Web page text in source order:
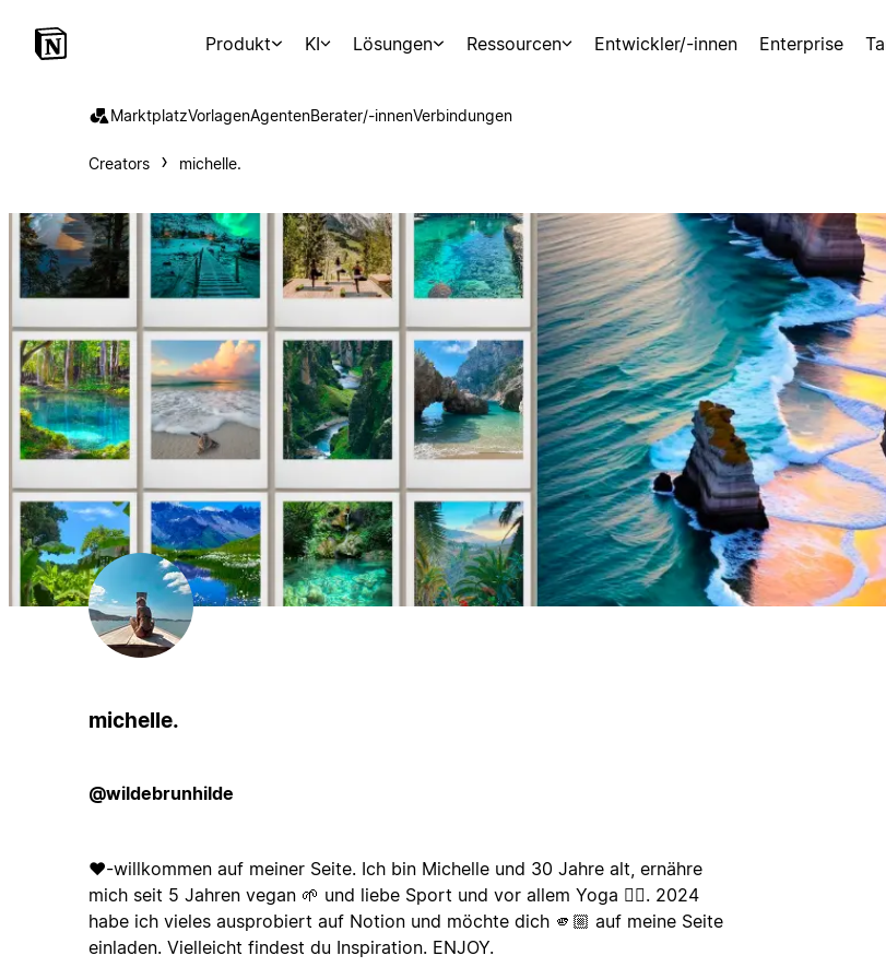
Produkt KI Lösungen Ressourcen Entwickler/-innen Enterprise
MarktplatzVorlagenAgentenBerater/-innenVerbindungen
Creators michelle.
michelle.
@wildebrunhilde
❤️-willkommen auf meiner Seite. Ich bin Michelle und 30 Jahre alt, ernähre
mich seit 5 Jahren vegan 🌱 und liebe Sport und vor allem Yoga 🧘‍♀️. 2024
habe ich vieles ausprobiert auf Notion und möchte dich 🫵🏼 auf meine Seite
einladen. Vielleicht findest du Inspiration. ENJOY.